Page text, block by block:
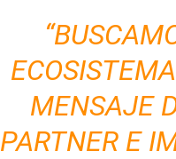
MENSAJE
PARTNER E